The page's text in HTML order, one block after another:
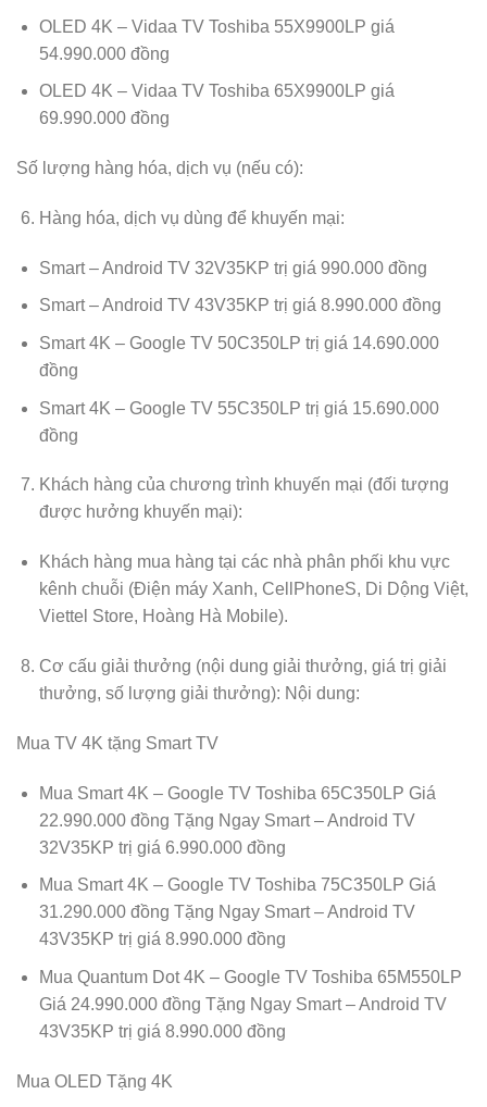
OLED 4K – Vidaa TV Toshiba 55X9900LP giá
54.990.000 đồng
OLED 4K – Vidaa TV Toshiba 65X9900LP giá
69.990.000 đồng
Số lượng hàng hóa, dịch vụ (nếu có):
Hàng hóa, dịch vụ dùng để khuyến mại:
Smart – Android TV 32V35KP trị giá 990.000 đồng
Smart – Android TV 43V35KP trị giá 8.990.000 đồng
Smart 4K – Google TV 50C350LP trị giá 14.690.000
đồng
Smart 4K – Google TV 55C350LP trị giá 15.690.000
đồng
Khách hàng của chương trình khuyến mại (đối tượng
được hưởng khuyến mại):
Khách hàng mua hàng tại các nhà phân phối khu vực
kênh chuỗi (Điện máy Xanh, CellPhoneS, Di Dộng Việt,
Viettel Store, Hoàng Hà Mobile).
Cơ cấu giải thưởng (nội dung giải thưởng, giá trị giải
thưởng, số lượng giải thưởng): Nội dung:
Mua TV 4K tặng Smart TV
Mua Smart 4K – Google TV Toshiba 65C350LP Giá
22.990.000 đồng Tặng Ngay Smart – Android TV
32V35KP trị giá 6.990.000 đồng
Mua Smart 4K – Google TV Toshiba 75C350LP Giá
31.290.000 đồng Tặng Ngay Smart – Android TV
43V35KP trị giá 8.990.000 đồng
Mua Quantum Dot 4K – Google TV Toshiba 65M550LP
Giá 24.990.000 đồng Tặng Ngay Smart – Android TV
43V35KP trị giá 8.990.000 đồng
Mua OLED Tặng 4K